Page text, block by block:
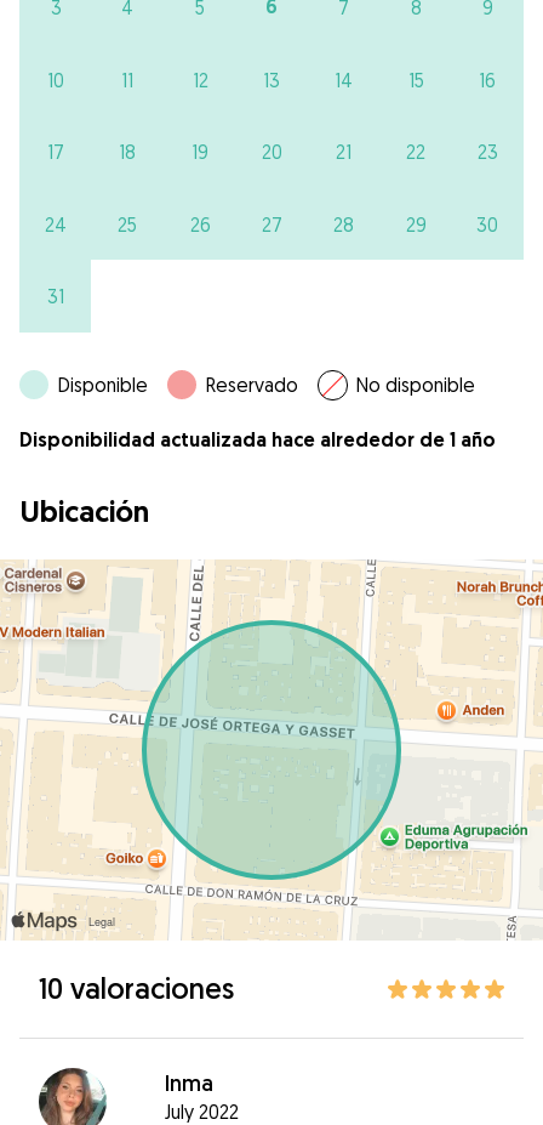
3 4 5 6 7 8 9
10 11 12 13 14 15 16
17 18 19 20 21 22 23
24 25 26 27 28 29 30
31
Disponible Reservado No disponible
Disponibilidad actualizada hace alrededor de 1 año
Ubicación
10 valoraciones
Inma
July 2022